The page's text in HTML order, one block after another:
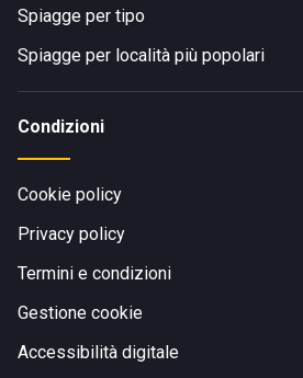
Spiagge per tipo
Spiagge per località più popolari
Condizioni
Cookie policy
Privacy policy
Termini e condizioni
Gestione cookie
Accessibilità digitale